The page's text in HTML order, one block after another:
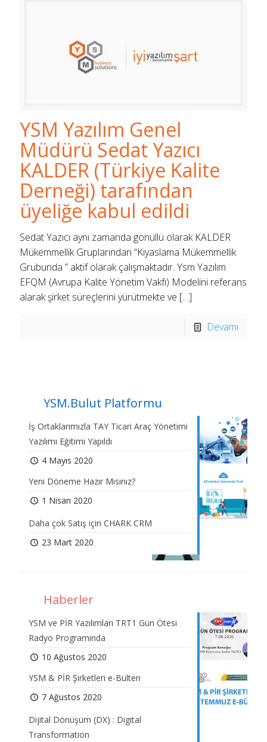
YSM Yazılım Genel
Müdürü Sedat Yazıcı
KALDER (Türkiye Kalite
Derneği) tarafından
üyeliğe kabul edildi
Sedat Yazıcı aynı zamanda gönüllü olarak KALDER
Mükemmellik Gruplarından “Kıyaslama Mükemmellik
Grubunda ” aktif olarak çalışmaktadır. Ysm Yazılım
EFQM (Avrupa Kalite Yönetim Vakfı) Modelini referans
alarak şirket süreçlerini yürütmekte ve […]
Devamı
YSM.Bulut Platformu
İş Ortaklarımızla TAY Ticari Araç Yönetimi
Yazılımı Eğitimi Yapıldı
4 Mayıs 2020
Yeni Döneme Hazır Mısınız?
1 Nisan 2020
Daha çok Satış için CHARK CRM
23 Mart 2020
Haberler
YSM ve PİR Yazılımları TRT1 Gün Ötesi
Radyo Programında
10 Ağustos 2020
YSM & PİR Şirketleri e-Bülten
7 Ağustos 2020
Dijital Dönüşüm (DX) : Digital
Transformation